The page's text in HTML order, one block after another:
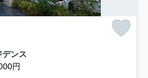
デンス
円